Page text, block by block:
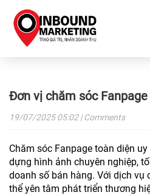
Đơn vị chăm sóc
19/07/202505:02| Comments
Chăm sóc Fanpage toàn diện
dựng hình ảnh chuyên nghiệp,
doanh số bán hàng. Với dịch vụ
thể yên tâm phát triển thương